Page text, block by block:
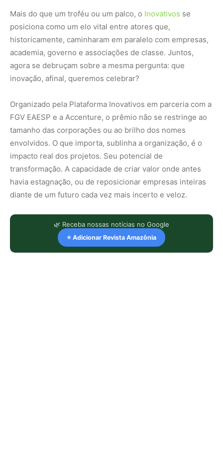
Mais do que um troféu ou um palco, o Inovativos se
posiciona como um elo vital entre atores que,
historicamente, caminharam em paralelo com empresas,
academia, governo e associações de classe. Juntos,
agora se debruçam sobre a mesma pergunta: que
inovação, afinal, queremos celebrar?
Organizado pela Plataforma Inovativos em parceria com a
FGV EAESP e a Accenture, o prêmio não se restringe ao
tamanho das corporações ou ao brilho dos nomes
envolvidos. O que importa, sublinha a organização, é o
impacto real dos projetos. Seu potencial de
transformação. A capacidade de criar valor onde antes
havia estagnação, ou de reposicionar empresas inteiras
diante de um futuro cada vez mais incerto e veloz.
🌿 Receba nossas notícias no Google
⭐ Adicionar Revista Amazônia